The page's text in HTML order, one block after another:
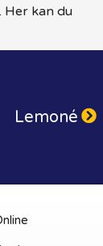
Her kan du
Lemoné